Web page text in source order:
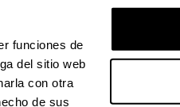
funciones de
del sitio web
con otra
de sus
desplazarse.